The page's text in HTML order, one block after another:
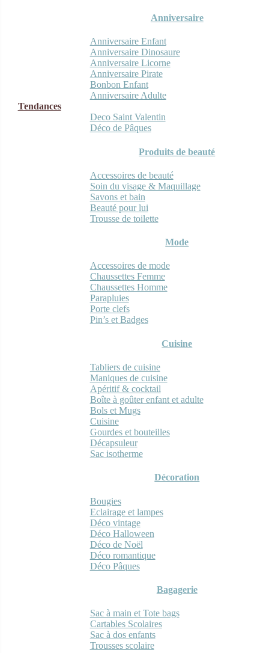
Anniversaire
Anniversaire Enfant
Anniversaire Dinosaure
Anniversaire Licorne
Anniversaire Pirate
Bonbon Enfant
Anniversaire Adulte
Tendances
Deco Saint Valentin
Déco de Pâques
Produits de beauté
Accessoires de beauté
Soin du visage & Maquillage
Savons et bain
Beauté pour lui
Trousse de toilette
Mode
Accessoires de mode
Chaussettes Femme
Chaussettes Homme
Parapluies
Porte clefs
Pin’s et Badges
Cuisine
Tabliers de cuisine
Maniques de cuisine
Apéritif & cocktail
Boîte à goûter enfant et adulte
Bols et Mugs
Cuisine
Gourdes et bouteilles
Décapsuleur
Sac isotherme
Décoration
Bougies
Eclairage et lampes
Déco vintage
Déco Halloween
Déco de Noël
Déco romantique
Déco Pâques
Bagagerie
Sac à main et Tote bags
Cartables Scolaires
Sac à dos enfants
Trousses scolaire